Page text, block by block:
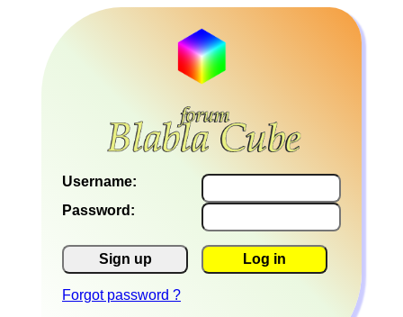
Username:
Password:
Sign up Log in
Forgot password ?